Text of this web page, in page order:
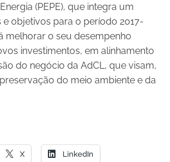
(PEPE), que integra um
objetivos para o período 2017-
melhorar o seu desempenho
investimentos, em alinhamento
do negócio da AdCL, que visam,
do meio ambiente e da
X LinkedIn